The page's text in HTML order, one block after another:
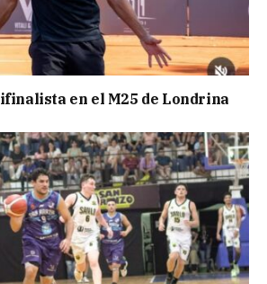
en el M25 de Londrina